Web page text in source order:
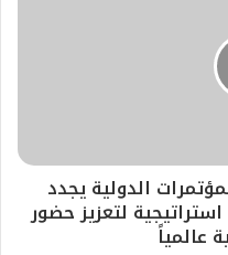
الدولية يجدد
لتعزيز حضور
عالمياً